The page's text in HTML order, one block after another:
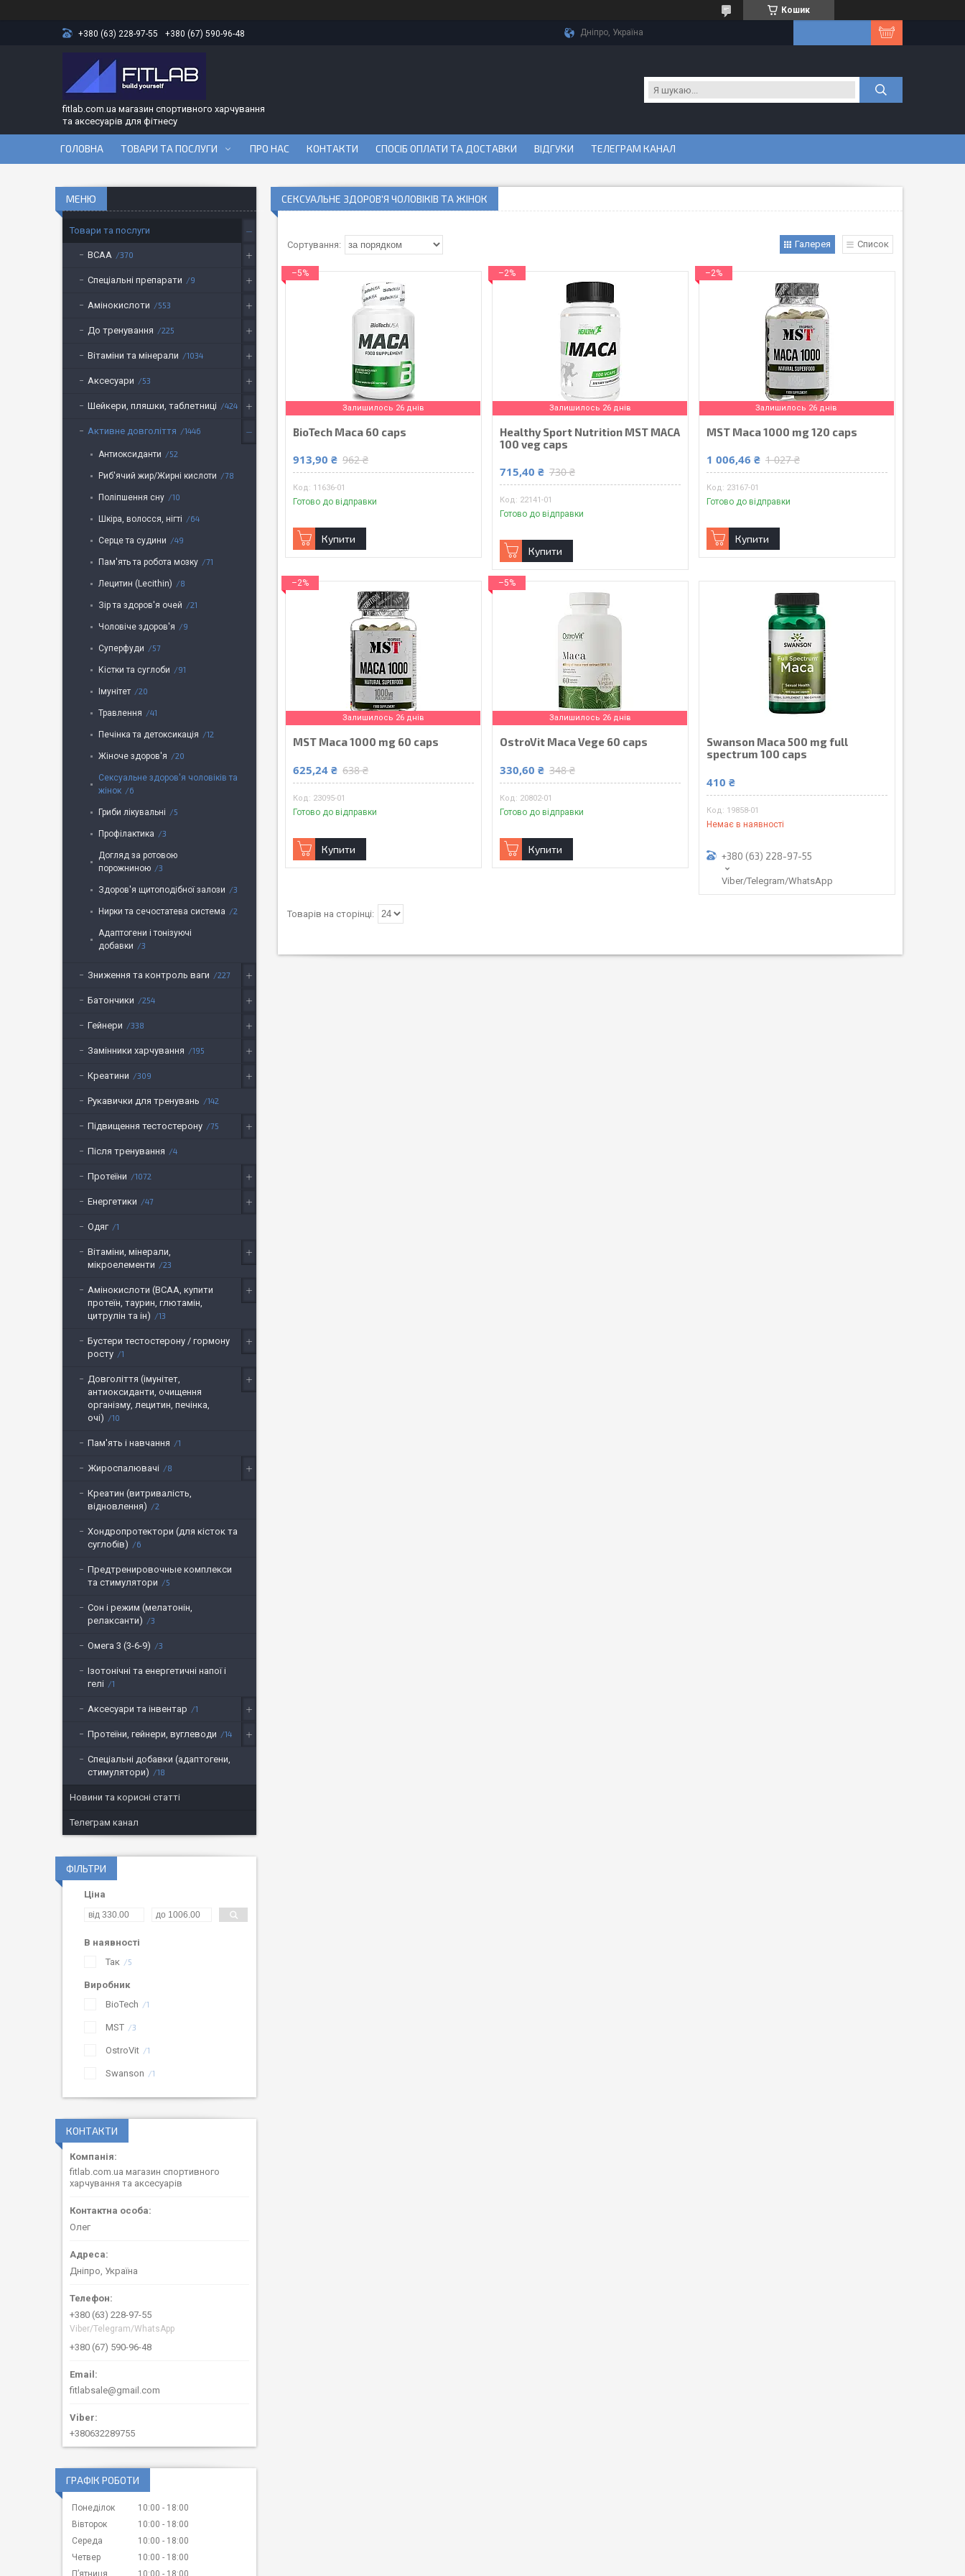
Кошик
+380 (63) 228-97-55 +380 (67) 590-96-48 Дніпро, Україна
fitlab.com.ua магазин спортивного харчування
та аксесуарів для фітнесу
ГОЛОВНА ТОВАРИ ТА ПОСЛУГИ ПРО НАС КОНТАКТИ СПОСІБ ОПЛАТИ ТА ДОСТАВКИ ВІДГУКИ ТЕЛЕГРАМ КАНАЛ
СЕКСУАЛЬНЕ ЗДОРОВ'Я ЧОЛОВІКІВ ТА ЖІНОК
Галерея Список
–5%
Залишилось 26 днів
BioTech Maca 60 caps
913,90 ₴ 962 ₴
11636-01
Готово до відправки
Купити
–2%
Залишилось 26 днів
Healthy Sport Nutrition MST MACA
100 veg caps
715,40 ₴ 730 ₴
22141-01
Готово до відправки
Купити
–2%
Залишилось 26 днів
MST Maca 1000 mg 120 caps
1 006,46 ₴ 1 027 ₴
23167-01
Готово до відправки
Купити
–2%
Залишилось 26 днів
MST Maca 1000 mg 60 caps
625,24 ₴ 638 ₴
23095-01
Готово до відправки
Купити
–5%
Залишилось 26 днів
OstroVit Maca Vege 60 caps
330,60 ₴ 348 ₴
20802-01
Готово до відправки
Купити
Swanson Maca 500 mg full
spectrum 100 caps
410 ₴
19858-01
Немає в наявності
+380 (63) 228-97-55
Viber/Telegram/WhatsApp
Товари та послуги
BCAA 370
Спеціальні препарати 9
Амінокислоти 553
До тренування 225
Вітаміни та мінерали 1034
Аксесуари 53
Шейкери, пляшки, таблетниці 424
Активне довголіття 1446
Антиоксиданти 52
Риб'ячий жир/Жирні кислоти 78
Поліпшення сну 10
Шкіра, волосся, нігті 64
Серце та судини 49
Пам'ять та робота мозку 71
Лецитин (Lecithin) 8
Зір та здоров'я очей 21
Чоловіче здоров'я 9
Суперфуди 57
Кістки та суглоби 91
Імунітет 20
Травлення 41
Печінка та детоксикація 12
Жіноче здоров'я 20
Сексуальне здоров'я чоловіків та
жінок
6
Гриби лікувальні 5
Профілактика 3
Догляд за ротовою
порожниною
3
Здоров'я щитоподібної залози 3
Нирки та сечостатева система 2
Адаптогени і тонізуючі
добавки
3
Зниження та контроль ваги 227
Батончики 254
Гейнери 338
Замінники харчування 195
Креатини 309
Рукавички для тренувань 142
Підвищення тестостерону 75
Після тренування 4
Протеїни 1072
Енергетики 47
Одяг 1
Вітаміни, мінерали,
мікроелементи
23
Амінокислоти (BCAA, купити
протеїн, таурин, глютамін,
цитрулін та ін)
13
Бустери тестостерону / гормону
росту
1
Довголіття (імунітет,
антиоксиданти, очищення
організму, лецитин, печінка,
очі)
10
Пам'ять і навчання 1
Жироспалювачі 8
Креатин (витривалість,
відновлення)
2
Хондропротектори (для кісток та
суглобів)
6
Предтренировочные комплекси
та стимулятори
5
Сон і режим (мелатонін,
релаксанти)
3
Омега 3 (3-6-9) 3
Ізотонічні та енергетичні напої і
гелі
1
Аксесуари та інвентар 1
Протеїни, гейнери, вуглеводи 14
Спеціальні добавки (адаптогени,
стимулятори)
18
Новини та корисні статті
Телеграм канал
ФІЛЬТРИ
Ціна
В наявності
Так
5
Виробник
BioTech
1
MST 3
OstroVit 1
Swanson 1
КОНТАКТИ
fitlab.com.ua магазин спортивного
харчування та аксесуарів
Олег
Дніпро, Україна
+380 (63) 228-97-55
Viber/Telegram/WhatsApp
+380 (67) 590-96-48
fitlabsale@gmail.com
+380632289755
ГРАФІК РОБОТИ
Понеділок 10:00
18:00
Вівторок
10:00
18:00
Середа
10:00
18:00
Четвер
10:00
18:00
Пʼятниця
10:00 18:00